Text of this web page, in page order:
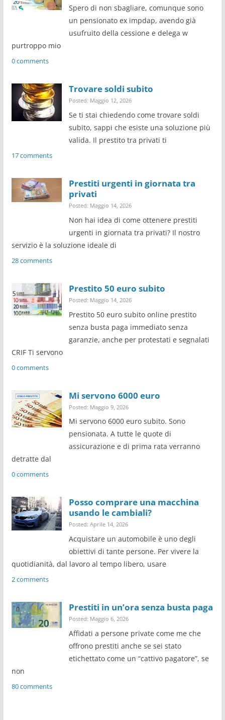
Spero di non sbagliare, comunque sono
un pensionato ex impdap, avendo già
usufruito della cessione e delega w
purtroppo mio
0 comments
Trovare soldi subito
Posted: Maggio 12, 2026
Se ti stai chiedendo come trovare soldi
subito, sappi che esiste una soluzione più
valida. Il prestito tra privati ti
17 comments
Prestiti urgenti in giornata tra
privati
Posted: Maggio 14, 2026
Non hai idea di come ottenere prestiti
urgenti in giornata tra privati? Il nostro
servizio è la soluzione ideale di
28 comments
Prestito 50 euro subito
Posted: Maggio 14, 2026
Prestito 50 euro subito online prestito
senza busta paga immediato senza
garanzie, anche per protestati e segnalati
CRIF Ti servono
0 comments
Mi servono 6000 euro
Posted: Maggio 9, 2026
Mi servono 6000 euro subito. Sono
pensionata. A tutte le quote di
assicurazione e di prima rata verranno
detratte dal
0 comments
Posso comprare una macchina
usando le cambiali?
Posted: Aprile 14, 2026
Acquistare un automobile è uno degli
obiettivi di tante persone. Per vivere la
quotidianità, dal lavoro al tempo libero, usare
2 comments
Prestiti in un’ora senza busta paga
Posted: Maggio 6, 2026
Affidati a persone private come me che
offrono prestiti anche se sei stato
etichettato come un “cattivo pagatore”, se
non
80 comments